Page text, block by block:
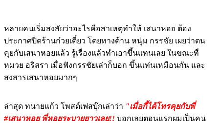
หลายคนเริ่มสงสัยว่าอะไรคือสาเหตุทำให้ เสนาหอย ต้อง
ประกาศปิดร้านก๋วยเตี๋ยว โดยทางด้าน หนุ่ม กรรชัย เผยว่าตน
คุยกับเสนาหอยแล้ว รู้เรื่องแล้วทำเอาขึ้นแทนเลย ในขณะที่
หมวย อริสรา เมื่อฟังกรรชัยเล่าก็บอก ขึ้นแท่นเหมือนกัน และ
สงสารเสนาหอยมากๆ
ล่าสุด ทนายแก้ว โพสต์เฟสบุ๊กเล่าว่า "เมื่อกี้ได้โทรคุยกับพี่
#เสนาหอย พี่หอยระบายยาวเลย!! บอกเลยตอนแรกผมเป็นคน